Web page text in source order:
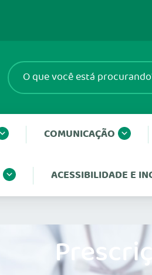
COMUNICAÇÃO
ACESSIBILIDADE E